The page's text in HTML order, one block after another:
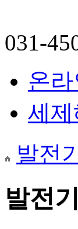
031-
온
세제
발전
발전